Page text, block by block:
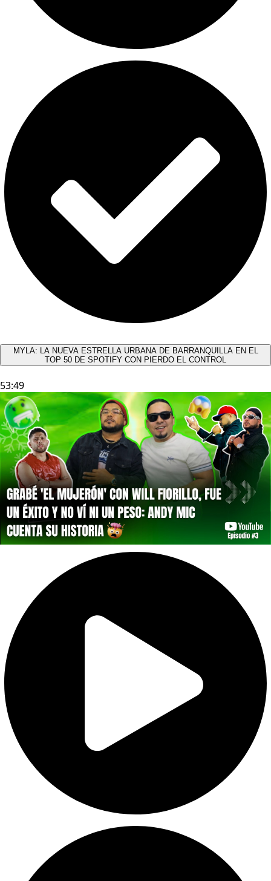
MYLA: LA NUEVA ESTRELLA URBANA DE BARRANQUILLA EN EL
TOP 50 DE SPOTIFY CON PIERDO EL CONTROL
53:49